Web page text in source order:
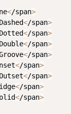
</span>
Dashed</span>
Dotted</span>
Double</span>
</span>
</span>
</span>
</span>
</span>